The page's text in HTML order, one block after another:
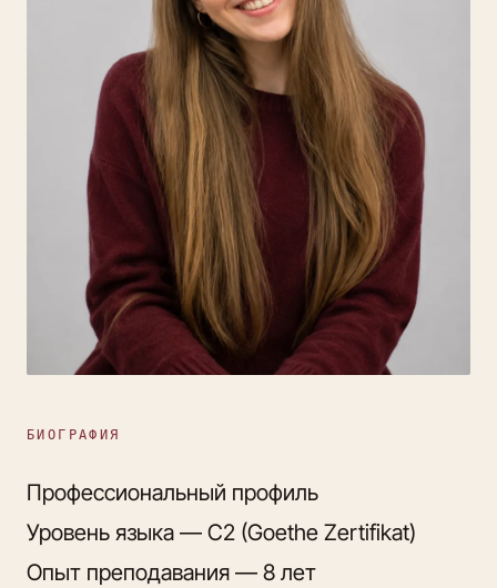
БИОГРАФИЯ
Профессиональный профиль
Уровень языка — C2 (Goethe Zertifikat)
Опыт преподавания — 8 лет